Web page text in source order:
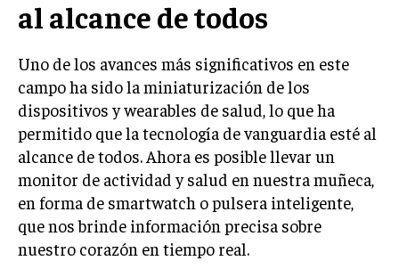
al alcance de todos
Uno de los avances más significativos en este
campo ha sido la miniaturización de los
dispositivos y wearables de salud, lo que ha
permitido que la tecnología de vanguardia esté al
alcance de todos. Ahora es posible llevar un
monitor de actividad y salud en nuestra muñeca,
en forma de smartwatch o pulsera inteligente,
que nos brinde información precisa sobre
nuestro corazón en tiempo real.